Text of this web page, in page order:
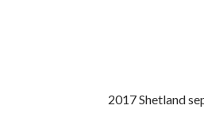
2017 Shetland